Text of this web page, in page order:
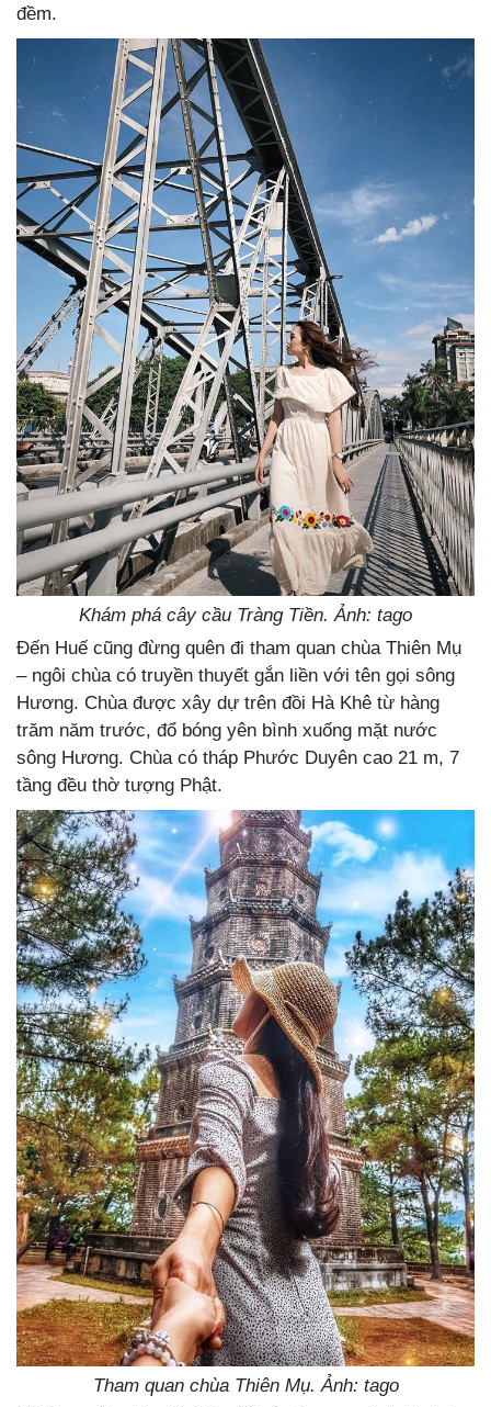
đềm.
Khám phá cây cầu Tràng Tiền. Ảnh: tago
Đến Huế cũng đừng quên đi tham quan chùa Thiên Mụ
– ngôi chùa có truyền thuyết gắn liền với tên gọi sông
Hương. Chùa được xây dự trên đồi Hà Khê từ hàng
trăm năm trước, đổ bóng yên bình xuống mặt nước
sông Hương. Chùa có tháp Phước Duyên cao 21 m, 7
tầng đều thờ tượng Phật.
Tham quan chùa Thiên Mụ. Ảnh: tago